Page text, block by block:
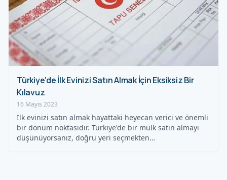
Türkiye'de İlk Evinizi Satın Almak İçin Eksiksiz Bir
Kılavuz
16 Mayıs 2023
İlk evinizi satın almak hayattaki heyecan verici ve önemli
bir dönüm noktasıdır. Türkiye'de bir mülk satın almayı
düşünüyorsanız, doğru yeri seçmekten…